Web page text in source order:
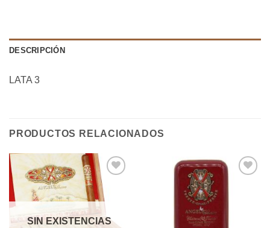
DESCRIPCIÓN
LATA 3
PRODUCTOS RELACIONADOS
Añadir
lista de
SIN EXISTENCIAS